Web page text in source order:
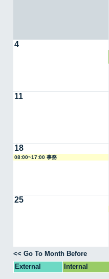
4
11
18
08:00~17:00 事務
25
<< Go To Month Before
External
Internal